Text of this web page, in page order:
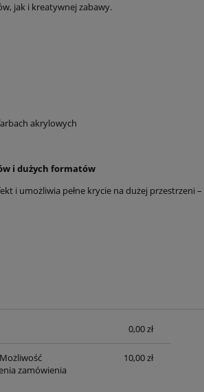
jak i kreatywnej zabawy.
akrylowych
i dużych formatów
i umożliwia pełne krycie na dużej przestrzeni –
0,00 zł
zamówienia
10,00 zł